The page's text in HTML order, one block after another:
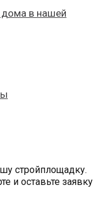
дома в нашей
стройплощадку.
и оставьте заявку